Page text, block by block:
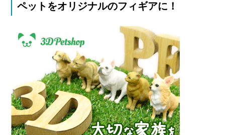
ペットをオリジナルのフィギアに！